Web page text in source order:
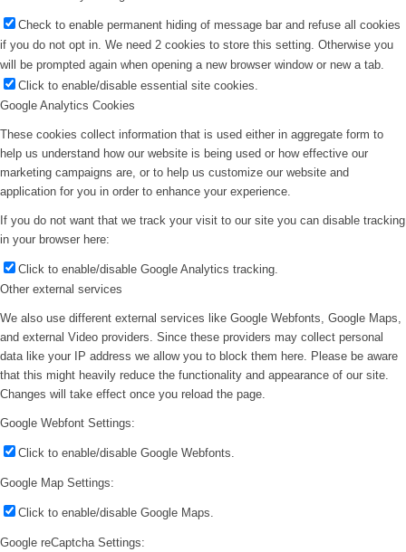
Check to enable permanent hiding of message bar and refuse all cookies
if you do not opt in. We need 2 cookies to store this setting. Otherwise you
will be prompted again when opening a new browser window or new a tab.
Click to enable/disable essential site cookies.
Google Analytics Cookies
These cookies collect information that is used either in aggregate form to
help us understand how our website is being used or how effective our
marketing campaigns are, or to help us customize our website and
application for you in order to enhance your experience.
If you do not want that we track your visit to our site you can disable tracking
in your browser here:
Click to enable/disable Google Analytics tracking.
Other external services
We also use different external services like Google Webfonts, Google Maps,
and external Video providers. Since these providers may collect personal
data like your IP address we allow you to block them here. Please be aware
that this might heavily reduce the functionality and appearance of our site.
Changes will take effect once you reload the page.
Google Webfont Settings:
Click to enable/disable Google Webfonts.
Google Map Settings:
Click to enable/disable Google Maps.
Google reCaptcha Settings: